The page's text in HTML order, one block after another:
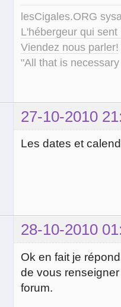
lesCigales.ORG
L'hébergeur qui
Viendez nous parler!
"All that is
27-10-2010
Les dates et
28-10-2010
Ok en fait je
de vous
forum.